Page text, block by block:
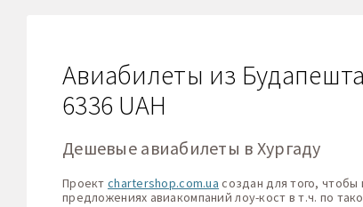
Авиабилеты из Будапешта
6336 UAH
Дешевые авиабилеты в Хургаду
Проект chartershop.com.ua создан для того,
предложениях авиакомпаний лоу-кост в т.ч. по